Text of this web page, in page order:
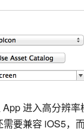
进入高分辨
要兼容 iOS5，